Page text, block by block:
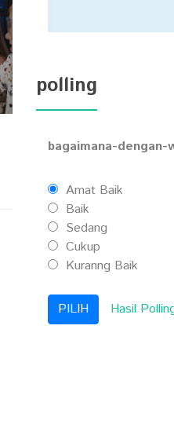
polling
bagaimana-
Amat Baik
Baik
Sedang
Cukup
Kuranng Baik
Hasil